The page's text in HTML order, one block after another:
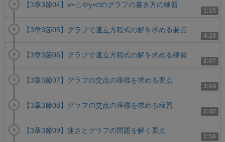
1:15
【3章3節04】x=△やy=□のグラフの書き方の練習
4:28
【3章3節05】グラフで連立方程式の解を求める要点
2:07
【3章3節06】グラフで連立方程式の解を求める練習
3:54
【3章3節07】グラフの交点の座標を求める要点
2:42
【3章3節08】グラフの交点の座標を求める練習
7:59
【3章3節09】速さとグラフの問題を解く要点